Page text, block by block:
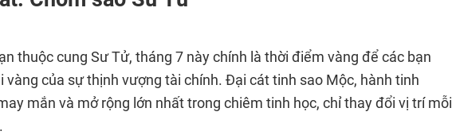
thuộc cung Sư Tử, tháng 7 này chính là thời điểm vàng để các bạn
vàng của sự thịnh vượng tài chính. Đại cát tinh sao Mộc, hành tinh
mắn và mở rộng lớn nhất trong chiêm tinh học, chỉ thay đổi vị trí mỗi